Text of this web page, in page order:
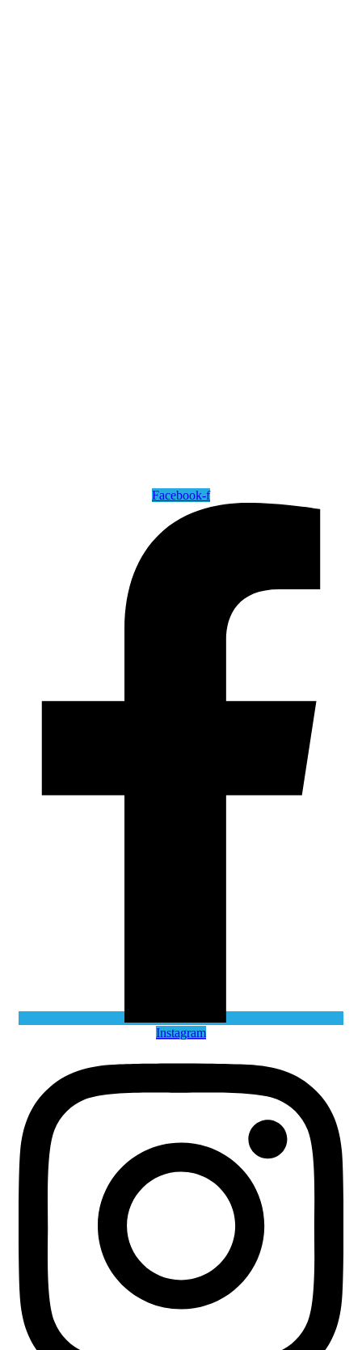
Facebook-f
Instagram